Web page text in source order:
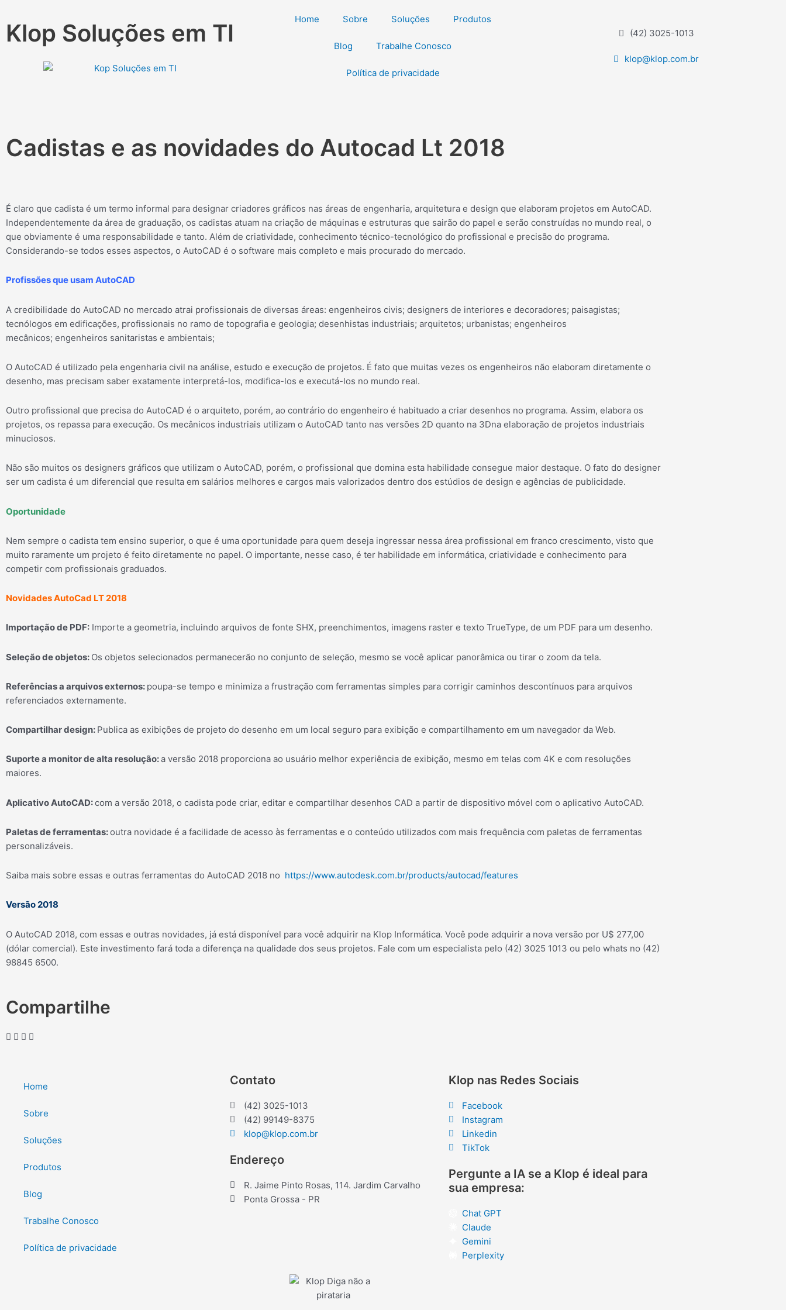
Klop Soluções em TI Home Sobre Soluções Produtos
Blog Trabalhe Conosco
Política de privacidade
(42) 3025-1013
klop@klop.com.br
Cadistas e as novidades do Autocad Lt 2018
É claro que cadista é um termo informal para designar criadores gráficos nas áreas de engenharia, arquitetura e design que elaboram projetos em AutoCAD.
Independentemente da área de graduação, os cadistas atuam na criação de máquinas e estruturas que sairão do papel e serão construídas no mundo real, o
que obviamente é uma responsabilidade e tanto. Além de criatividade, conhecimento técnico-tecnológico do profissional e precisão do programa.
Considerando-se todos esses aspectos, o AutoCAD é o software mais completo e mais procurado do mercado.
Profissões que usam AutoCAD
A credibilidade do AutoCAD no mercado atrai profissionais de diversas áreas: engenheiros civis; designers de interiores e decoradores; paisagistas;
tecnólogos em edificações, profissionais no ramo de topografia e geologia; desenhistas industriais; arquitetos; urbanistas; engenheiros
mecânicos; engenheiros sanitaristas e ambientais;
O AutoCAD é utilizado pela engenharia civil na análise, estudo e execução de projetos. É fato que muitas vezes os engenheiros não elaboram diretamente o
desenho, mas precisam saber exatamente interpretá-los, modifica-los e executá-los no mundo real.
Outro profissional que precisa do AutoCAD é o arquiteto, porém, ao contrário do engenheiro é habituado a criar desenhos no programa. Assim, elabora os
projetos, os repassa para execução. Os mecânicos industriais utilizam o AutoCAD tanto nas versões 2D quanto na 3Dna elaboração de projetos industriais
minuciosos.
Não são muitos os designers gráficos que utilizam o AutoCAD, porém, o profissional que domina esta habilidade consegue maior destaque. O fato do designer
ser um cadista é um diferencial que resulta em salários melhores e cargos mais valorizados dentro dos estúdios de design e agências de publicidade.
Oportunidade
Nem sempre o cadista tem ensino superior, o que é uma oportunidade para quem deseja ingressar nessa área profissional em franco crescimento, visto que
muito raramente um projeto é feito diretamente no papel. O importante, nesse caso, é ter habilidade em informática, criatividade e conhecimento para
competir com profissionais graduados.
Novidades AutoCad LT 2018
Importação de PDF: Importe a geometria, incluindo arquivos de fonte SHX, preenchimentos, imagens raster e texto TrueType, de um PDF para um desenho.
Seleção de objetos: Os objetos selecionados permanecerão no conjunto de seleção, mesmo se você aplicar panorâmica ou tirar o zoom da tela.
Referências a arquivos externos: poupa-se tempo e minimiza a frustração com ferramentas simples para corrigir caminhos descontínuos para arquivos
referenciados externamente.
Compartilhar design: Publica as exibições de projeto do desenho em um local seguro para exibição e compartilhamento em um navegador da Web.
Suporte a monitor de alta resolução:a versão 2018 proporciona ao usuário melhor experiência de exibição, mesmo em telas com 4K e com resoluções
maiores.
Aplicativo AutoCAD:com a versão 2018, o cadista pode criar, editar e compartilhar desenhos CAD a partir de dispositivo móvel com o aplicativo AutoCAD.
Paletas de ferramentas:outra novidade é a facilidade de acesso às ferramentas e o conteúdo utilizados com mais frequência com paletas de ferramentas
personalizáveis.
Saiba mais sobre essas e outras ferramentas do AutoCAD 2018 no https://www.autodesk.com.br/products/autocad/features
Versão 2018
O AutoCAD 2018, com essas e outras novidades, já está disponível para você adquirir na Klop Informática. Você pode adquirir a nova versão por U$ 277,00
(dólar comercial). Este investimento fará toda a diferença na qualidade dos seus projetos. Fale com um especialista pelo (42) 3025 1013 ou pelo whats no (42)
98845 6500.
Compartilhe
Home
Sobre
Soluções
Produtos
Blog
Trabalhe Conosco
Política de privacidade
Contato
(42) 3025-1013
(42) 99149-8375
klop@klop.com.br
Endereço
R. Jaime Pinto Rosas, 114. Jardim Carvalho
Ponta Grossa - PR
Klop nas Redes Sociais
Facebook
Instagram
Linkedin
TikTok
Pergunte a IA se a Klop é ideal para
sua empresa:
Chat GPT
Claude
Gemini
Perplexity